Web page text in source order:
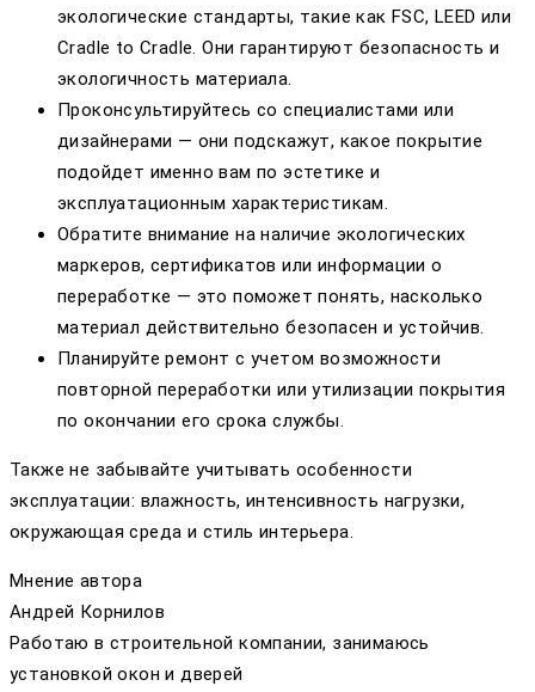
экологические стандарты, такие как FSC, LEED или
Cradle to Cradle. Они гарантируют безопасность и
экологичность материала.
Проконсультируйтесь со специалистами или
дизайнерами — они подскажут, какое покрытие
подойдет именно вам по эстетике и
эксплуатационным характеристикам.
Обратите внимание на наличие экологических
маркеров, сертификатов или информации о
переработке — это поможет понять, насколько
материал действительно безопасен и устойчив.
Планируйте ремонт с учетом возможности
повторной переработки или утилизации покрытия
по окончании его срока службы.
Также не забывайте учитывать особенности
эксплуатации: влажность, интенсивность нагрузки,
окружающая среда и стиль интерьера.
Мнение автора
Андрей Корнилов
Работаю в строительной компании, занимаюсь
установкой окон и дверей